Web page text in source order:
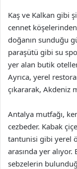
Kaş ve Kalkan gibi
cennet
doğanın sunduğu
paraşütü gibi su
yer alan butik
Ayrıca, yerel
çıkararak, Akdeniz
Antalya mutfağı,
cezbeder. Kabak
tantunisi gibi yerel
arasında yer alıyor.
sebzelerin